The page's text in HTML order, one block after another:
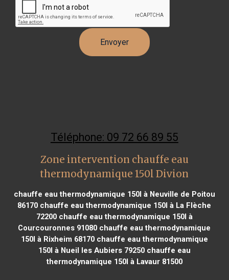
Téléphone: 09 72 66 89 55
Zone intervention chauffe eau
thermodynamique 150l Divion
chauffe eau thermodynamique 150l à Neuville de Poitou
86170 chauffe eau thermodynamique 150l à La Flèche
72200chauffe eau thermodynamique 150l à
Courcouronnes 91080 chauffe eau thermodynamique
150l à Rixheim 68170chauffe eau thermodynamique
150l à Nueil les Aubiers 79250chauffe eau
thermodynamique 150l à Lavaur 81500